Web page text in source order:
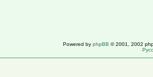
Powered by phpBB © 2001, 2002